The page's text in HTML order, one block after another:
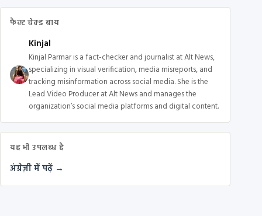
फैक्ट चेक्ड बाय
Kinjal
Kinjal Parmar is a fact-checker and journalist at Alt News,
specializing in visual verification, media misreports, and
tracking misinformation across social media. She is the
Lead Video Producer at Alt News and manages the
organization’s social media platforms and digital content.
यह भी उपलब्ध है
अंग्रेज़ी में पढ़ें →